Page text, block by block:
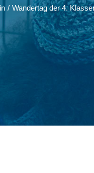
/ Wandertag der 4.